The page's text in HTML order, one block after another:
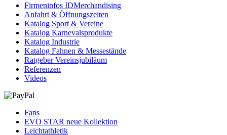
Firmeninfos IDMerchandising
Anfahrt & Öffnungszeiten
Katalog Sport & Vereine
Katalog Karnevalsprodukte
Katalog Industrie
Katalog Fahnen & Messestände
Ratgeber Vereinsjubiläum
Referenzen
Videos
Fans
EVO STAR neue Kollektion
Leichtathletik